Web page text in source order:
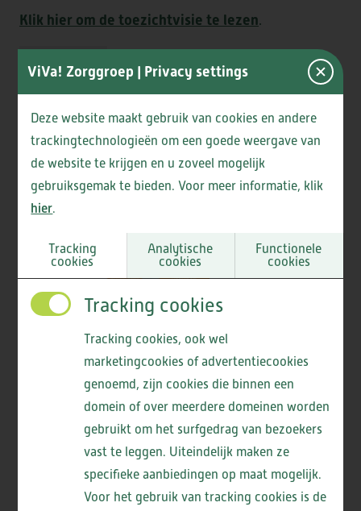
ViVa! Zorggroep | Privacy settings
Deze website maakt gebruik van cookies en andere
trackingtechnologieën om een goede weergave van
de website te krijgen en u zoveel mogelijk
gebruiksgemak te bieden. Voor meer informatie, klik
hier.
Tracking
cookies
Analytische
cookies
Functionele
cookies
Tracking cookies
Tracking cookies, ook wel
marketingcookies of advertentiecookies
genoemd, zijn cookies die binnen een
domein of over meerdere domeinen worden
gebruikt om het surfgedrag van bezoekers
vast te leggen. Uiteindelijk maken ze
specifieke aanbiedingen op maat mogelijk.
Voor het gebruik van tracking cookies is de
FORUM II
DE LOET OVERKERCK
DE CAMEREN
GEESTERHEEM
Klik hier om de toezichtvisie te lezen.
Organisatiestructuur
De organisatiestructuur van ViVa! Zorggroep is op
de afbeelding weergegeven. Download het
organogram